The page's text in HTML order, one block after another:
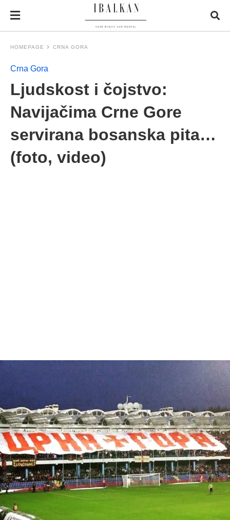
HOMEPAGE CRNA GORA
Crna Gora
Ljudskost i čojstvo:
Navijačima Crne Gore
servirana bosanska pita…
(foto, video)